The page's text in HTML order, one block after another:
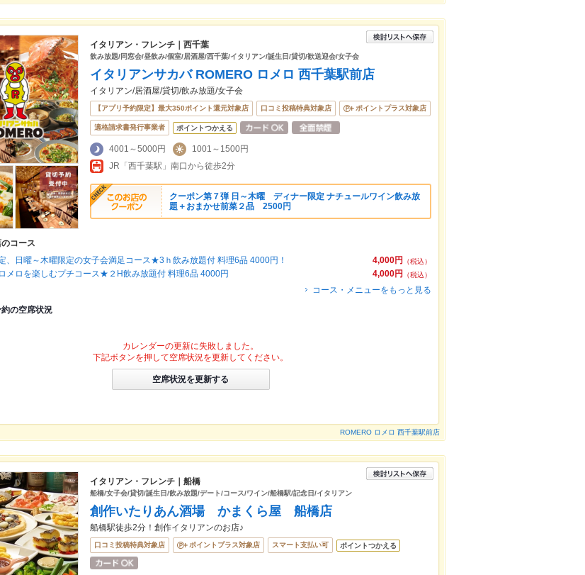
イタリアン・フレンチ｜西千葉
飲み放題/同窓会/昼飲み/個室/居酒屋/西千葉/イタリアン/誕生日/貸切/歓送迎会/女子会
イタリアンサカバ ROMERO ロメロ 西千葉駅前店
イタリアン/居酒屋/貸切/飲み放題/女子会
【アプリ予約限定】最大350ポイント還元対象店 口コミ投稿特典対象店 ポイントプラス対象店
適格請求書発行事業者 ポイントつかえる
4001～5000円
1001～1500円
JR「西千葉駅」南口から徒歩2分
クーポン第７弾 日～木曜 ディナー限定 ナチュールワイン飲み放
題＋おまかせ前菜２品 2500円
コース
4,000円
（税込）
、日曜～木曜限定の女子会満足コース★3ｈ飲み放題付 料理6品 4000円！
4,000円
（税込）
メロを楽しむプチコース★２H飲み放題付 料理6品 4000円
コース・メニューをもっと見る
の空席状況
カレンダーの更新に失敗しました。
下記ボタンを押して空席状況を更新してください。
空席状況を更新する
ROMERO ロメロ 西千葉駅前店
イタリアン・フレンチ｜船橋
船橋/女子会/貸切/誕生日/飲み放題/デート/コース/ワイン/船橋駅/記念日/イタリアン
創作いたりあん酒場 かまくら屋 船橋店
船橋駅徒歩2分！創作イタリアンのお店♪
口コミ投稿特典対象店 ポイントプラス対象店 スマート支払い可 ポイントつかえる